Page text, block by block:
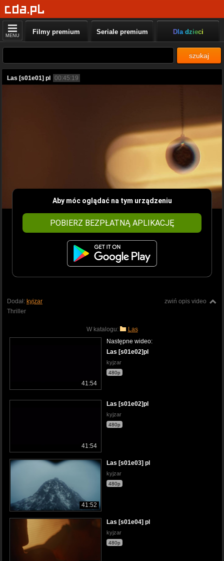
MENU Filmy premium Seriale premium Dla dzieci
szukaj
Las [s01e01] pl 00:45:19
Aby móc oglądać na tym urządzeniu
POBIERZ BEZPŁATNĄ APLIKACJĘ
zwiń opis video
Dodał: kyjzar
Thriller
W katalogu: Las
41:54
Następne wideo:
Las [s01e02]pl
kyjzar
480p
41:54
Las [s01e02]pl
kyjzar
480p
41:52
Las [s01e03] pl
kyjzar
480p
Las [s01e04] pl
kyjzar
480p